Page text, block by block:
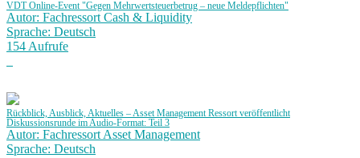
VDT Online-Event "Gegen Mehrwertsteuerbetrug – neue Meldepflichten"
Autor: Fachressort Cash & Liquidity
Sprache: Deutsch
154 Aufrufe
Rückblick, Ausblick, Aktuelles – Asset Management Ressort veröffentlicht
Diskussionsrunde im Audio-Format: Teil 3
Autor: Fachressort Asset Management
Sprache: Deutsch